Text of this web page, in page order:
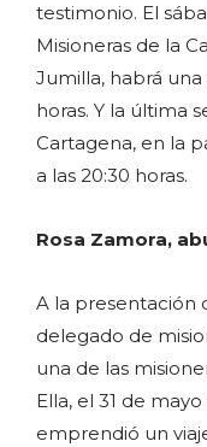
testimonio. El
Misioneras de la
Jumilla, habrá una
horas. Y la última
Cartagena, en la
a las 20:30 horas.
Rosa Zamora,
A la presentación
delegado de
una de las
Ella, el 31 de
emprendió un